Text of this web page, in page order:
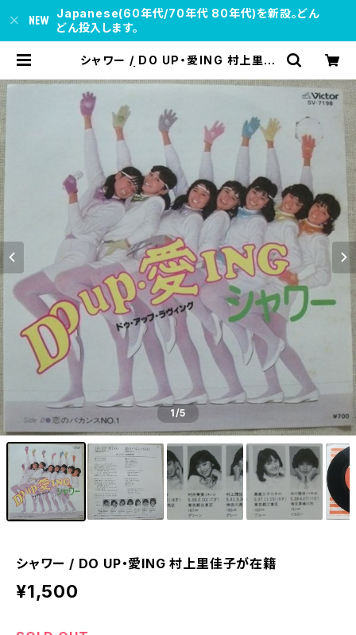
Japanese(60年代/70年代 80年代)を新設。どん
どん投入します。
シャワー / DO UP・愛ING 村上里佳
s
1/5
シャワー / DO UP・愛ING 村上里佳子が在籍
¥1,500